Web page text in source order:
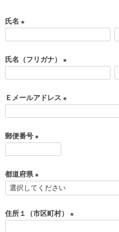
氏名
須
氏名（フリガナ）
須
Ｅメールアドレス
郵便番号
須
)
都道府県
(
須
住所１（市区町村）